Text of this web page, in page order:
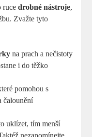
rucedrobné nástroje,
Zvažte tyto
na prach a nečistoty
i do těžko
pomohou s
čalounění
uklízet, tím menší
nezapomínejte